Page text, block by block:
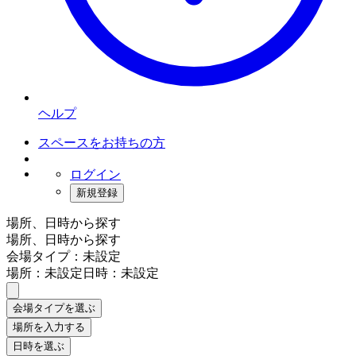
ヘルプ
スペースをお持ちの方
ログイン
新規登録
場所、日時から探す
場所、日時から探す
会場タイプ：未設定
場所：未設定日時：未設定
会場タイプを選ぶ
場所を入力する
日時を選ぶ